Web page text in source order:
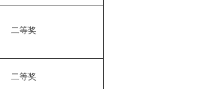
二等奖
二等奖